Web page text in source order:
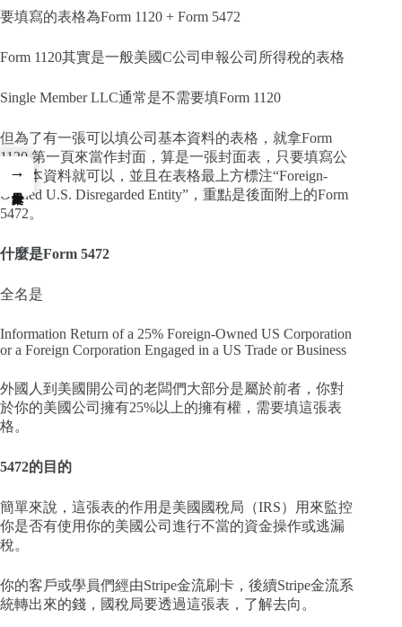
要填寫的表格為Form 1120 + Form 5472
Form 1120其實是一般美國C公司申報公司所得稅的表格
Single Member LLC通常是不需要填Form 1120
但為了有一張可以填公司基本資料的表格，就拿Form
1120 第一頁來當作封面，算是一張封面表，只要填寫公
司基本資料就可以，並且在表格最上方標注“Foreign-
Owned U.S. Disregarded Entity”，重點是後面附上的Form
5472。
什麼是Form 5472
全名是
Information Return of a 25% Foreign-Owned US Corporation
or a Foreign Corporation Engaged in a US Trade or Business
外國人到美國開公司的老闆們大部分是屬於前者，你對
於你的美國公司擁有25%以上的擁有權，需要填這張表
格。
5472的目的
簡單來說，這張表的作用是美國國稅局（IRS）用來監控
你是否有使用你的美國公司進行不當的資金操作或逃漏
稅。
你的客戶或學員們經由Stripe金流刷卡，後續Stripe金流系
統轉出來的錢，國稅局要透過這張表，了解去向。
→